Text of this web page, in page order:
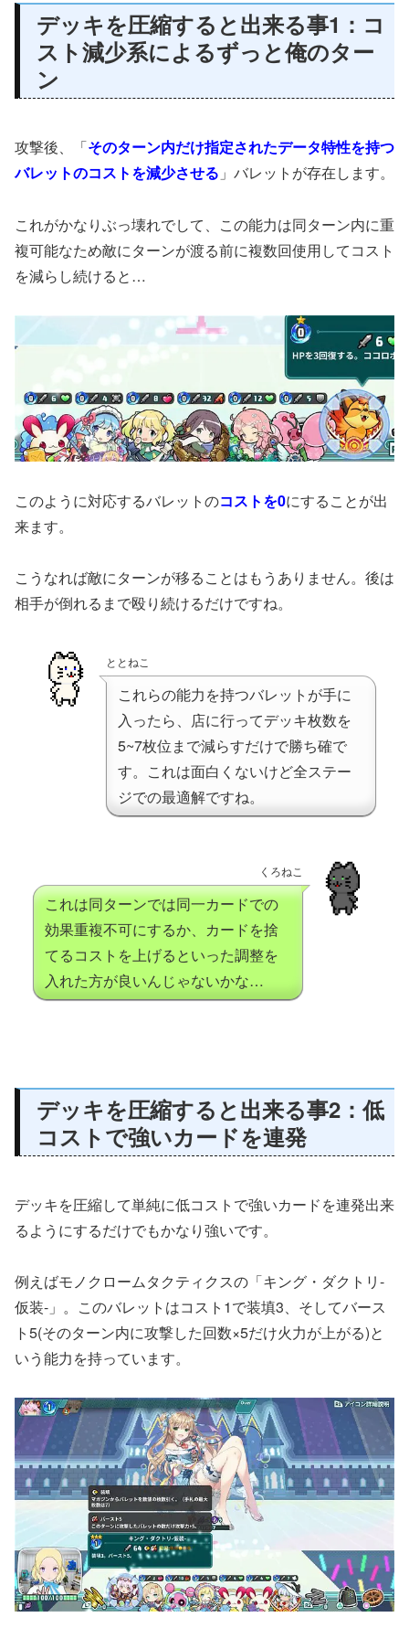
デッキを圧縮すると出来る事1：コ
スト減少系によるずっと俺のター
ン
攻撃後、「そのターン内だけ指定されたデータ特性を持つ
バレットのコストを減少させる 」バレットが存在します。
これがかなりぶっ壊れでして、この能力は同ターン内に重
複可能なため敵にターンが渡る前に複数回使用してコスト
を減らし続けると…
このように対応するバレットのコストを0にすることが出
来ます。
こうなれば敵にターンが移ることはもうありません。後は
相手が倒れるまで殴り続けるだけですね。
ととねこ
これらの能力を持つバレットが手に
入ったら、店に行ってデッキ枚数を
5~7枚位まで減らすだけで勝ち確で
す。これは面白くないけど全ステー
ジでの最適解ですね。
くろねこ
これは同ターンでは同一カードでの
効果重複不可にするか、カードを捨
てるコストを上げるといった調整を
入れた方が良いんじゃないかな…
デッキを圧縮すると出来る事2：低
コストで強いカードを連発
デッキを圧縮して単純に低コストで強いカードを連発出来
るようにするだけでもかなり強いです。
例えばモノクロームタクティクスの「キング・ダクトリ-
仮装-」。このバレットはコスト1で装填3、そしてバース
ト5(そのターン内に攻撃した回数×5だけ火力が上がる)と
いう能力を持っています。